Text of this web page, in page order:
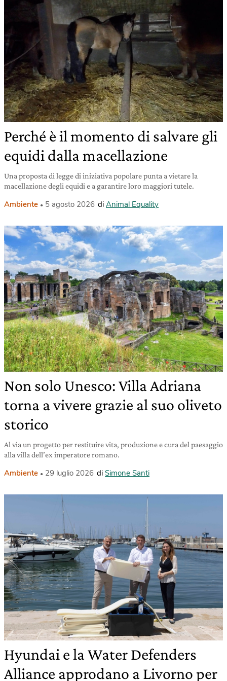
Perché è il momento di salvare gli
equidi dalla macellazione
Una proposta di legge di iniziativa popolare punta a vietare la
macellazione degli equidi e a garantire loro maggiori tutele.
Ambiente 5 agosto 2026 di Animal Equality
Non solo Unesco: Villa Adriana
torna a vivere grazie al suo oliveto
storico
Al via un progetto per restituire vita, produzione e cura del paesaggio
alla villa dell’ex imperatore romano.
Ambiente 29 luglio 2026 di Simone Santi
Hyundai e la Water Defenders
Alliance approdano a Livorno per